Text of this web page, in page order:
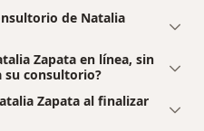
de Natalia
Zapata en línea, sin
su consultorio?
Zapata al finalizar